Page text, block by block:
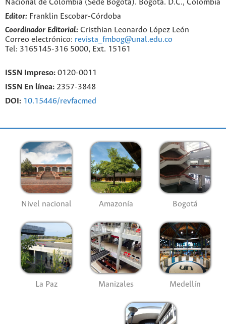
Nacional de Colombia (Sede Bogotá). Bogotá. D.C., Colombia
Editor: Franklin Escobar-Córdoba
Coordinador Editorial: Cristhian Leonardo López León
Correo electrónico: revista_fmbog@unal.edu.co
Tel: 3165145-316 5000, Ext. 15161
ISSN Impreso: 0120-0011
ISSN En línea: 2357-3848
DOI: 10.15446/revfacmed
Nivel nacional Amazonía Bogotá
La Paz Manizales Medellín